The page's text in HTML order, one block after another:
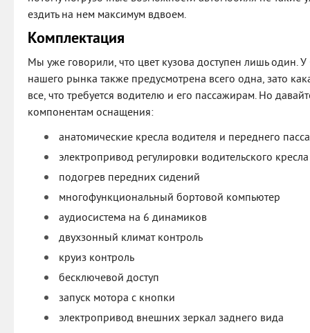
ездить на нем максимум вдвоем.
Комплектация
Мы уже говорили, что цвет кузова доступен лишь один.
нашего рынка также предусмотрена всего одна, зато
все, что требуется водителю и его пассажирам. Но
компонентам оснащения:
анатомические кресла водителя и переднего
электропривод регулировки водительского
подогрев передних сидений
многофункциональный бортовой компьютер
аудиосистема на 6 динамиков
двухзонный климат контроль
круиз контроль
бесключевой доступ
запуск мотора с кнопки
электропривод внешних зеркал заднего вида